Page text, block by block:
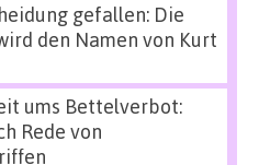
gefallen: Die
den Namen von Kurt
ums Bettelverbot:
Rede von